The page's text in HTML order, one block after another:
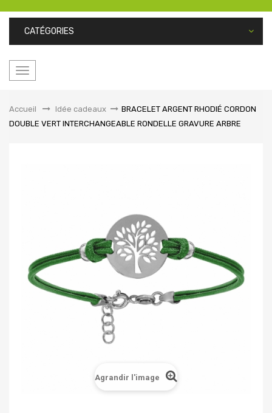
CATÉGORIES
Basculer
Accueil
&gt;Idée cadeaux >
BRACELET ARGENT RHODIÉ CORDON
DOUBLE VERT INTERCHANGEABLE RONDELLE GRAVURE ARBRE
Agrandir l'image